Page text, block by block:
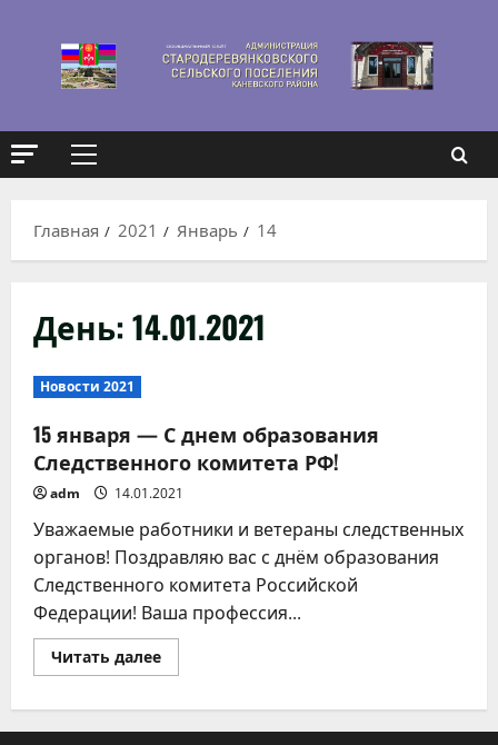
содержимому
Основное
Главная
2021 Январь 14
День:14.01.2021
Новости 2021
15 января — С днем образования
Следственного комитета РФ!
adm 14.01.2021
Уважаемые работники и ветераны следственных
органов! Поздравляю вас с днём образования
Следственного комитета Российской
Федерации! Ваша профессия...
Читать далееПрочитать
больше
—